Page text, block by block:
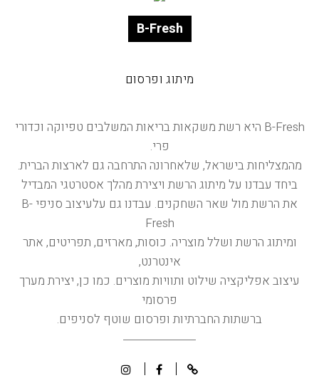
B-Fresh
מיתוג ופרסום
B-Fresh היא רשת משקאות בריאות המשלבים טפיוקה וכדורי
פרי.
מהמצליחות בישראל, שלאחרונה התרחבה גם לארצות הברית.
ביחד עבדנו על מיתוג הרשת ויצירת מהלך אסטרטגי המבדיל
את הרשת מול שאר השחקנים. עבדנו גם עלעיצוב סניפי B-
Fresh
ומיתוג הרשת ושלל מוצריה. כוסות, מארזים, תפריטים, אתר
אינטרנט,
עיצוב אפליקציה שילוט ותוויות מוצרים. כמו כן, יצירת מערך
פרסומי
ברשתות החברתיות ופרסום שוטף לסניפים.